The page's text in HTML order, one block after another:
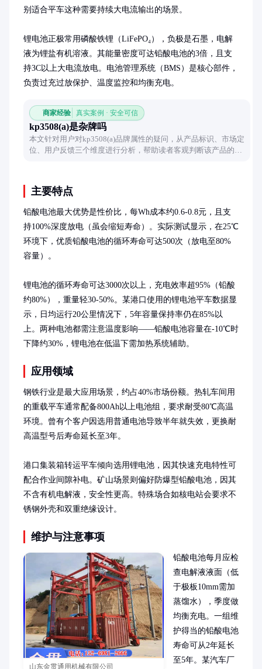
别适合平车这种需要持续大电流输出的场景。
锂电池正极常用磷酸铁锂（LiFePO₄），负极是石墨，电解
液为锂盐有机溶液。其能量密度可达铅酸电池的3倍，且支
持3C以上大电流放电。电池管理系统（BMS）是核心部件，
负责过充过放保护、温度监控和均衡充电。
商家经验 真实案例 · 安全可信
kp3508(a)是杂牌吗
本文针对用户对kp3508(a)品牌属性的疑问，从产品标识、市场定
位、用户反馈三个维度进行分析，帮助读者客观判断该产品的品
主要特点
铅酸电池最大优势是性价比，每Wh成本约0.6-0.8元，且支
持100%深度放电（虽会缩短寿命）。实际测试显示，在25℃
环境下，优质铅酸电池的循环寿命可达500次（放电至80%
容量）。
锂电池的循环寿命可达3000次以上，充电效率超95%（铅酸
约80%），重量轻30-50%。某港口使用的锂电池平车数据显
示，日均运行20公里情况下，5年容量保持率仍在85%以
上。两种电池都需注意温度影响——铅酸电池容量在-10℃时
下降约30%，锂电池在低温下需加热系统辅助。
应用领域
钢铁行业是最大应用场景，约占40%市场份额。热轧车间用
的重载平车通常配备800Ah以上电池组，要求耐受80℃高温
环境。曾有个客户因选用普通电池导致半年就失效，更换耐
高温型号后寿命延长至3年。
港口集装箱转运平车倾向选用锂电池，因其快速充电特性可
配合作业间隙补电。矿山场景则偏好防爆型铅酸电池，因其
不含有机电解液，安全性更高。特殊场合如核电站会要求不
锈钢外壳和双重绝缘设计。
维护与注意事项
山东金贯通用机械有限公司
铅酸电池每月应检
查电解液液面（低
于极板10mm需加
蒸馏水），季度做
均衡充电。一组维
护得当的铅酸电池
寿命可从2年延长
至5年。某汽车厂